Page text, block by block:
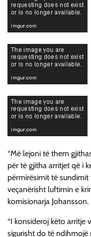
“Më lejoni të them
për të gjitha arritjet që i
përmirësimit të
veçanërisht luftimin e
komisionarja Johansson.
“I konsideroj këto arritje
sigurisht do të ndihmojë